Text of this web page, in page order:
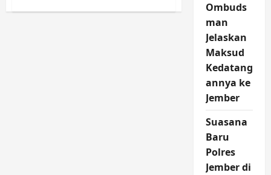
Release
Ombuds
man
Jelaskan
Maksud
Kedatang
annya ke
Jember
Suasana
Baru
Polres
Jember di